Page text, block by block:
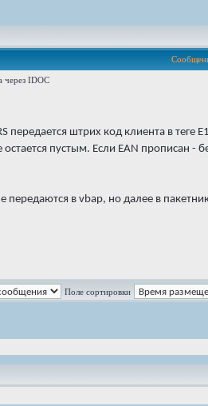
через IDOC
штрих код клиента в теге
остается пустым. Если EAN
передаются в vbap, но далее в
Поле сортировки